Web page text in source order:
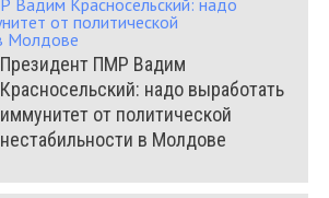
Президент ПМР Вадим
Красносельский: надо выработать
иммунитет от политической
нестабильности в Молдове